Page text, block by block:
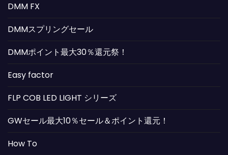
DMM FX
DMMスプリングセール
DMMポイント最大30％還元祭！
Easy factor
FLP COB LED LIGHT シリーズ
GWセール最大10％セール＆ポイント還元！
How To